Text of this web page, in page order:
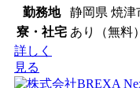
勤務地
静岡県 焼津
寮・社宅 あり（無料）
詳しく
見る